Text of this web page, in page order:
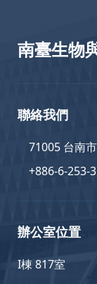
南臺生物
聯絡我們
71005 台南
+886-6-253-
辦公室位置
I棟 817室